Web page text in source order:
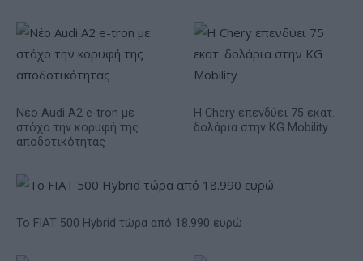
Νέο Audi A2 e-tron με
στόχο την κορυφή της
αποδοτικότητας
Η Chery επενδύει 75 εκατ.
δολάρια στην KG Mobility
Το FIAT 500 Hybrid τώρα από 18.990 ευρώ